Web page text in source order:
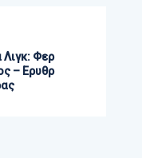
Λιγκ: Φερ
– Ερυθρ